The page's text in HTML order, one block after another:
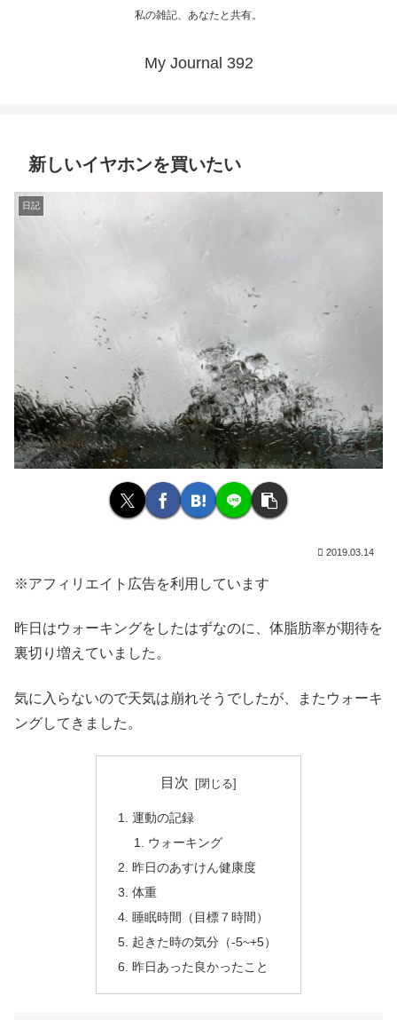
私の雑記、あなたと共有。
My Journal 392
新しいイヤホンを買いたい
日記
2019.03.14
※アフィリエイト広告を利用しています
昨日はウォーキングをしたはずなのに、体脂肪率が期待を
裏切り増えていました。
気に入らないので天気は崩れそうでしたが、またウォーキ
ングしてきました。
目次
運動の記録
ウォーキング
昨日のあすけん健康度
体重
睡眠時間（目標７時間）
起きた時の気分（-5~+5）
昨日あった良かったこと